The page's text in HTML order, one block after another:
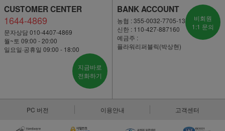
CUSTOMER CENTER
1644-4869
문자상담 010-4407-4869
월~토 09:00 - 20:00
일요일·공휴일 09:00 - 18:00
지금바로
전화하기
BANK ACCOUNT
농협 : 355-0032-7705-13
신한 : 110-427-887160
예금주 :
플라워리퍼블릭(박상현)
비회원
1:1 문의
PC 버전 이용안내 고객센터